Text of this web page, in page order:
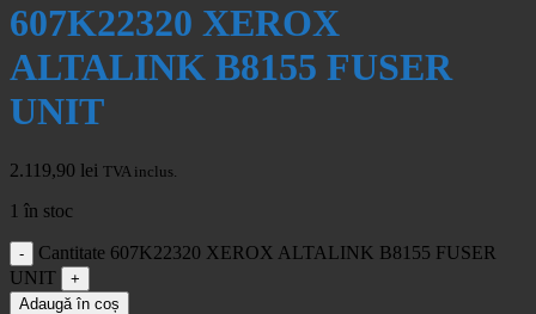
607K22320 XEROX
ALTALINK B8155 FUSER
UNIT
2.119,90 lei TVA inclus.
1 în stoc
Cantitate 607K22320 XEROX ALTALINK B8155 FUSER
UNIT
Adaugă în coș